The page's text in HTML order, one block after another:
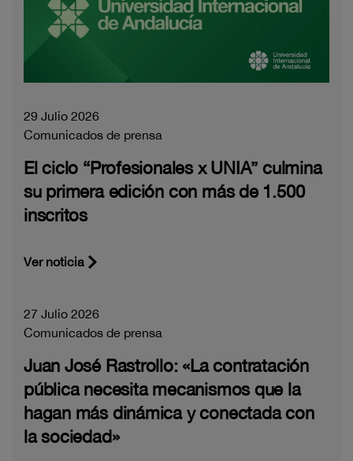
29 Julio 2026
Comunicados de prensa
El ciclo “Profesionales x UNIA” culmina
su primera edición con más de 1.500
inscritos
Ver noticia
27 Julio 2026
Comunicados de prensa
Juan José Rastrollo: «La contratación
pública necesita mecanismos que la
hagan más dinámica y conectada con
la sociedad»